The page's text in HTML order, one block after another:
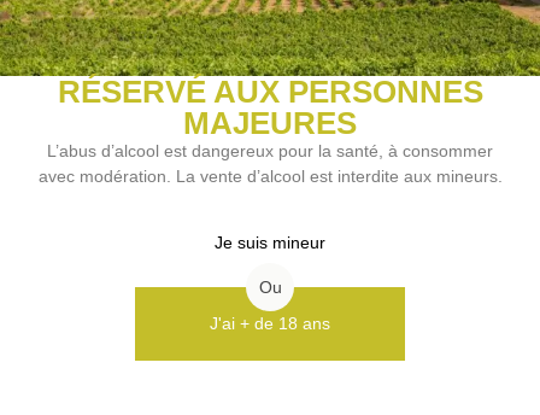
Style de vin
Vin de gastronomie
Potentiel de garde
NOS VINS COUP DE COEUR
RÉSERVÉ AUX PERSONNES
MAJEURES
L’abus d’alcool est dangereux pour la santé, à consommer
avec modération. La vente d’alcool est interdite aux mineurs.
Je suis mineur
Ou
J'ai + de 18 ans